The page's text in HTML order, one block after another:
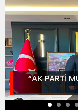
“AK PARTİ